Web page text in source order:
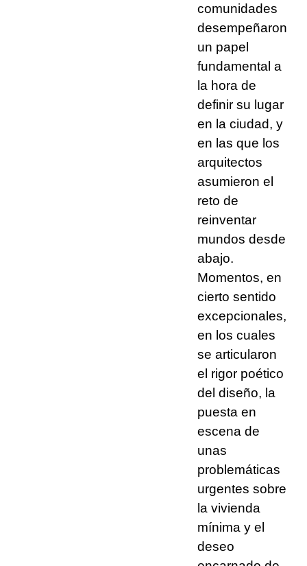
comunidades
desempeñaron
un papel
fundamental a
la hora de
definir su lugar
en la ciudad, y
en las que los
arquitectos
asumieron el
reto de
reinventar
mundos desde
abajo.
Momentos, en
cierto sentido
excepcionales,
en los cuales
se articularon
el rigor poético
del diseño, la
puesta en
escena de
unas
problemáticas
urgentes sobre
la vivienda
mínima y el
deseo